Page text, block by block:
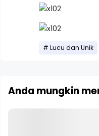
Lucu dan Unik
Anda mungkin